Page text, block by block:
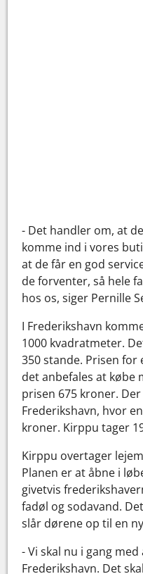
- Det handler om, at
komme ind i vores
at de får en god
de forventer, så hele
hos os, siger Pernille
I Frederikshavn
1000 kvadratmeter.
350 stande. Prisen for
det anbefales at købe
prisen 675 kroner.
Frederikshavn, hvor
kroner. Kirppu tager
Kirppu overtager
Planen er at åbne i
givetvis
fadøl og sodavand.
slår dørene op til en
- Vi skal nu i gang
Frederikshavn. Det